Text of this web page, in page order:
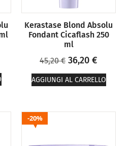
Kerastase Blond Absolu
Fondant Cicaflash 250
ml
45,20€ 36,20 €
AGGIUNGI AL CARRELLO
20%